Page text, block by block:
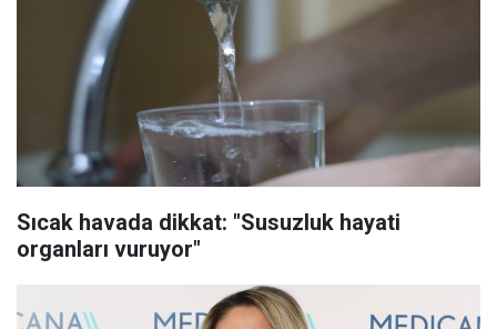
Sıcak havada dikkat: "Susuzluk hayati
organları vuruyor"